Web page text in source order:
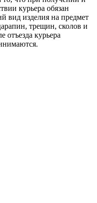
курьера обязан
вид изделия на предмет
трещин, сколов и
отъезда курьера